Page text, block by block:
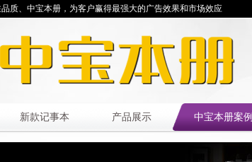
质、中宝本册，为客户赢得最强大的广告效果和市场效应
新款记事本 产品展示 中宝本册案例